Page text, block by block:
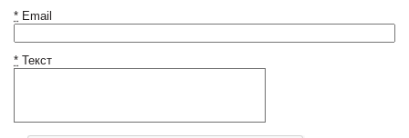
* Email
* Текст